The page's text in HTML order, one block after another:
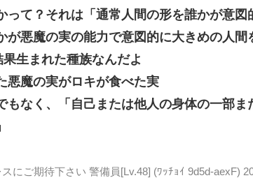
って？それは「通常人間の形を誰かが意
が悪魔の実の能力で意図的に大きめの人
生まれた種族なんだよ
悪魔の実がロキが食べた実
もなく、「自己または他人の身体の一部
にご期待下さい 警備員[Lv.48] (ﾜｯﾁｮｲ 9d5d-aexF)